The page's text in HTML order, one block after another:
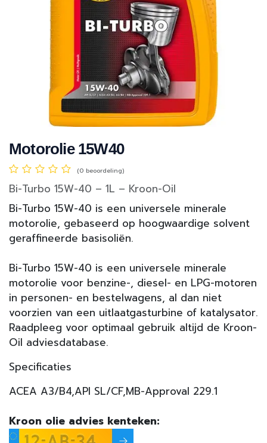
Motorolie 15W40
(0 beoordeling)
Bi-Turbo 15W-40 – 1L – Kroon-Oil
Bi-Turbo 15W-40 is een universele minerale
motorolie, gebaseerd op hoogwaardige solvent
geraffineerde basisoliën.
Bi-Turbo 15W-40 is een universele minerale
motorolie voor benzine-, diesel- en LPG-motoren
in personen- en bestelwagens, al dan niet
voorzien van een uitlaatgasturbine of katalysator.
Raadpleeg voor optimaal gebruik altijd de Kroon-
Oil adviesdatabase.
Specificaties
ACEA A3/B4,API SL/CF,MB-Approval 229.1
Kroon olie advies kenteken: